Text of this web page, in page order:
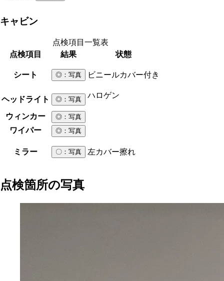
キャビン
点検項目一覧表
点検項目
結果 状態
シート ◎ ：写真 ビニールカバー付き
ヘッドライト ◎ ：写真 ハロゲン
ウィンカー ◎ ：写真
ワイパー ◎ ：写真
ミラー 〇 ：写真 左カバー擦れ
点検箇所の写真